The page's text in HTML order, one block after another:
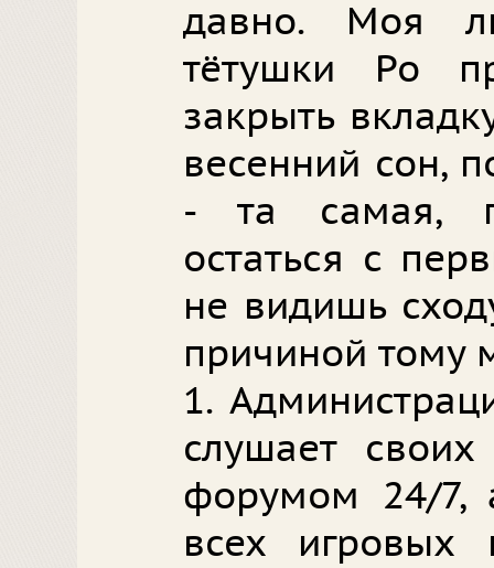
давно. Моя
тётушки Ро
закрыть
весенний сон,
- та самая,
остаться с
не видишь
причиной тому
1.
слушает
форумом 24/7,
всех игровых